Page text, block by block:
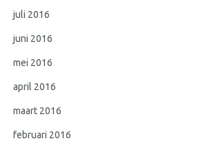
juli 2016
juni 2016
mei 2016
april 2016
maart 2016
februari 2016